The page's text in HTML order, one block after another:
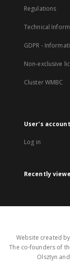
Regulations
Technical
GDPR -
Non-exclusive
Cluster WMBC
User's account
Log in
Recently
Website created
The co-founders of
Olsztyn